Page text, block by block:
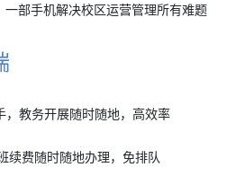
一部手机解决校区运营管理所有难题
，教务开展随时随地，高效率
续费随时随地办理，免排队